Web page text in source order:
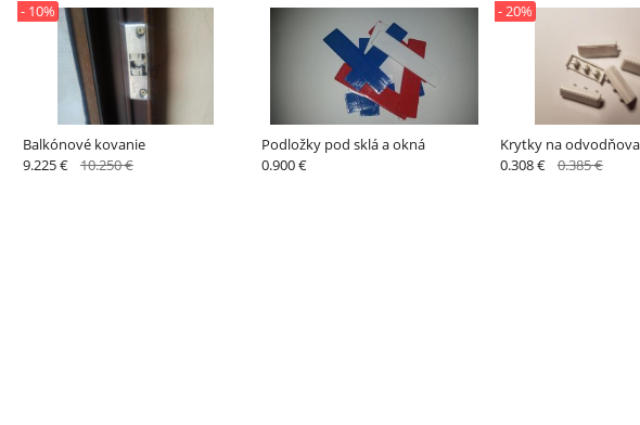
Balkónové kovanie
- 10%
9.225 € 10.250 €
Podložky pod sklá a okná
0.900 €
Krytky na
- 20%
0.308 € 0.385 €